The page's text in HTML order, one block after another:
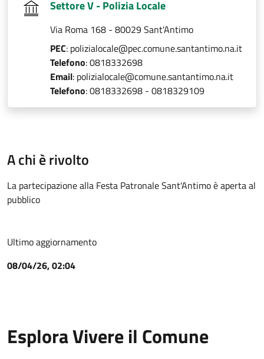
Settore V - Polizia Locale
Via Roma 168 - 80029 Sant'Antimo
PEC: polizialocale@pec.comune.santantimo.na.it
Telefono: 0818332698
Email: polizialocale@comune.santantimo.na.it
Telefono: 0818332698 - 0818329109
A chi è rivolto
La partecipazione alla Festa Patronale Sant'Antimo è aperta al
pubblico
Ultimo aggiornamento
08/04/26, 02:04
Esplora Vivere il Comune